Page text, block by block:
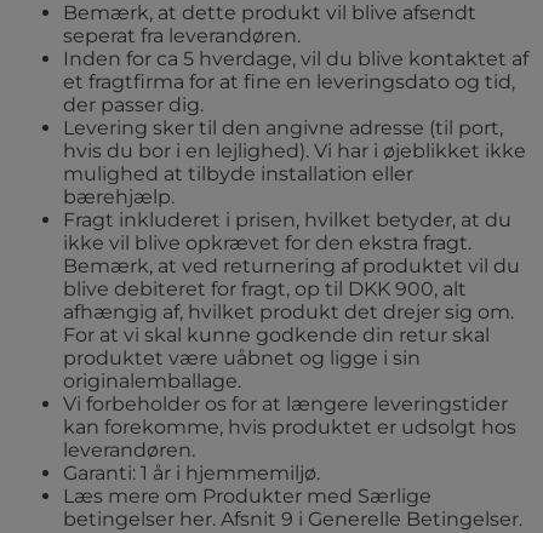
Bemærk, at dette produkt vil blive afsendt
seperat fra leverandøren.
Inden for ca 5 hverdage, vil du blive kontaktet af
et fragtfirma for at fine en leveringsdato og tid,
der passer dig.
Levering sker til den angivne adresse (til port,
hvis du bor i en lejlighed). Vi har i øjeblikket ikke
mulighed at tilbyde installation eller
bærehjælp.
Fragt inkluderet i prisen, hvilket betyder, at du
ikke vil blive opkrævet for den ekstra fragt.
Bemærk, at ved returnering af produktet vil du
blive debiteret for fragt, op til DKK 900, alt
afhængig af, hvilket produkt det drejer sig om.
For at vi skal kunne godkende din retur skal
produktet være uåbnet og ligge i sin
originalemballage.
Vi forbeholder os for at længere leveringstider
kan forekomme, hvis produktet er udsolgt hos
leverandøren.
Garanti: 1 år i hjemmemiljø.
Læs mere om Produkter med Særlige
betingelser her. Afsnit 9 i Generelle Betingelser.